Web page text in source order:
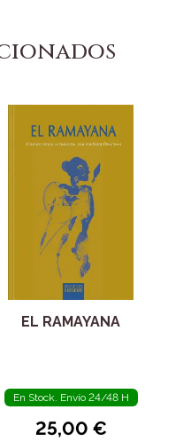
EL RAMAYANA
En Stock. Envío 24/48 H
25,00 €